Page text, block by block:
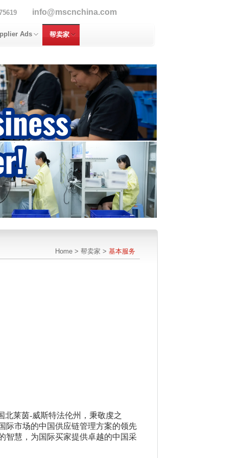
info@mscnchina.com
Ads 帮卖家
Home > 帮卖家 > 基本服务
北莱茵-威斯特法伦州， 秉敬虔之
际市场的中国供应链管理方案的领先
智慧， 为国际买家提供卓越的中国采